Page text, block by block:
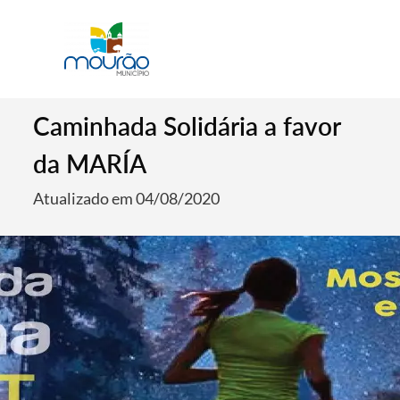
Caminhada Solidária a favor
da MARÍA
Atualizado em 04/08/2020